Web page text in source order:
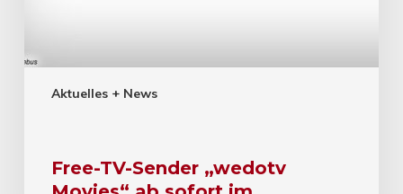
Aktuelles + News
Free-TV-Sender „wedotv